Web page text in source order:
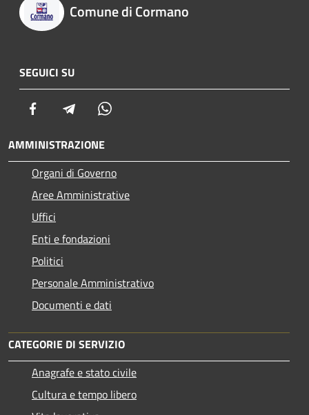
Comune di Cormano
SEGUICI SU
Facebook Telegram
AMMINISTRAZIONE
Organi di Governo
Aree Amministrative
Uffici
Enti e fondazioni
Politici
Personale Amministrativo
Documenti e dati
CATEGORIE DI SERVIZIO
Anagrafe e stato civile
Cultura e tempo libero